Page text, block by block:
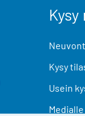
Kysy
Usein
Medialle